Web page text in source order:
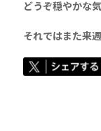
どうぞ穏やかな
それではまた来